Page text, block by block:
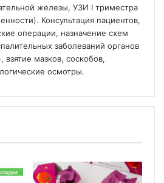
железы, УЗИ I триместра
Консультация пациентов,
операции, назначение схем
заболеваний органов
взятие мазков, соскобов,
осмотры.